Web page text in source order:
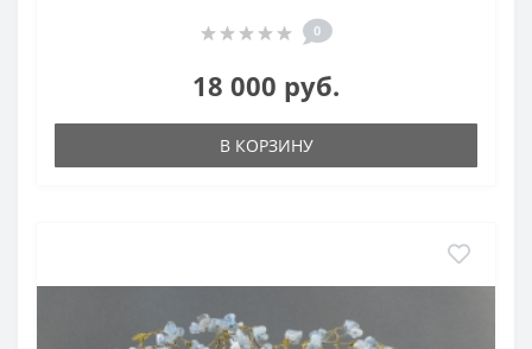
0
18 000 руб.
В КОРЗИНУ